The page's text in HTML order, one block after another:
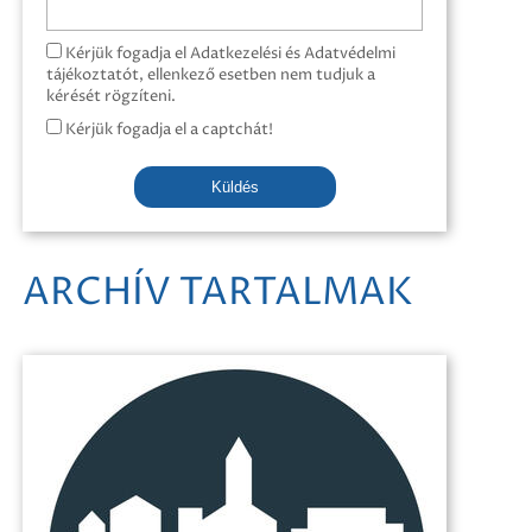
Kérjük fogadja el Adatkezelési és Adatvédelmi
tájékoztatót, ellenkező esetben nem tudjuk a
kérését rögzíteni.
Kérjük fogadja el a captchát!
Küldés
ARCHÍV TARTALMAK